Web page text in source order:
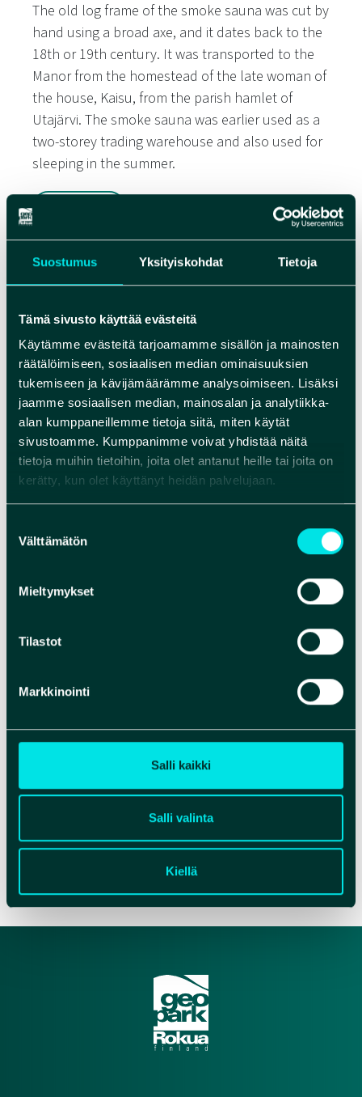
Suostumus Yksityiskohdat Tietoja
Tämä sivusto käyttää evästeitä
Käytämme evästeitä tarjoamamme sisällön ja mainosten
räätälöimiseen, sosiaalisen median ominaisuuksien
tukemiseen ja kävijämäärämme analysoimiseen. Lisäksi
jaamme sosiaalisen median, mainosalan ja analytiikka-
alan kumppaneillemme tietoja siitä, miten käytät
sivustoamme. Kumppanimme voivat yhdistää näitä
tietoja muihin tietoihin, joita olet antanut heille tai joita on
kerätty, kun olet käyttänyt heidän palvelujaan.
valinta
Välttämätön
Mieltymykset
Tilastot
Markkinointi
Salli kaikki
Salli valinta
Kiellä
The old log frame of the smoke sauna was cut by
hand using a broad axe, and it dates back to the
18th or 19th century. It was transported to the
Manor from the homestead of the late woman of
the house, Kaisu, from the parish hamlet of
Utajärvi. The smoke sauna was earlier used as a
two-storey trading warehouse and also used for
sleeping in the summer.